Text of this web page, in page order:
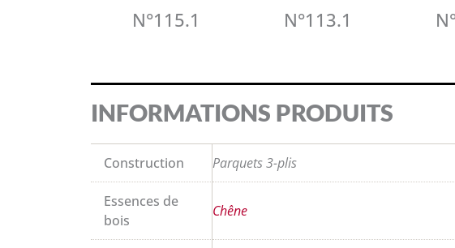
N°115.1 N°113.1
INFORMATIONS PRODUITS
Construction Parquets 3-plis
Essences de
bois
Chêne